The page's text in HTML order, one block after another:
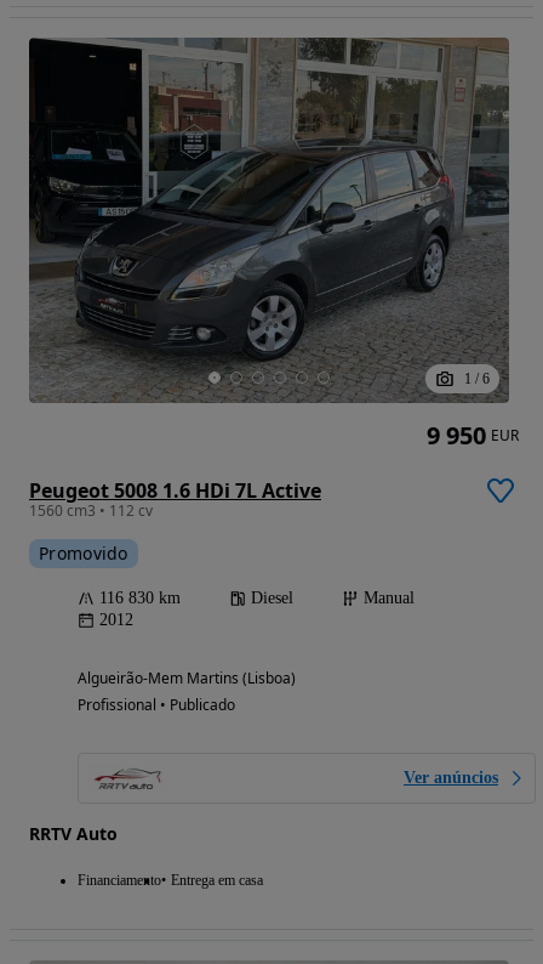
1 / 6
Peugeot 5008 1.6 HDi 7L Active
1560 cm3 • 112 cv
Promovido
116 830 km Diesel
Manual
2012
Algueirão-Mem Martins (Lisboa)
Profissional • Publicado
Ver anúncios
RRTV Auto
Financiamento Entrega em casa
9 950 EUR